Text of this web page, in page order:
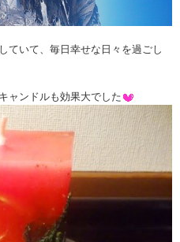
ていて、毎日幸せな日々を過ごし
ャンドルも効果大でした